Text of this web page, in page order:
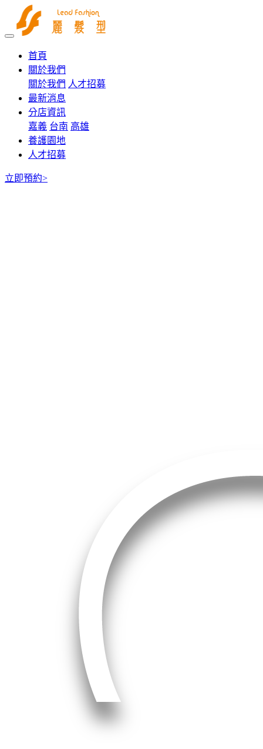
首頁
關於我們
關於我們 人才招募
最新消息
分店資訊
嘉義 台南 高雄
養護園地
人才招募
立即預約>